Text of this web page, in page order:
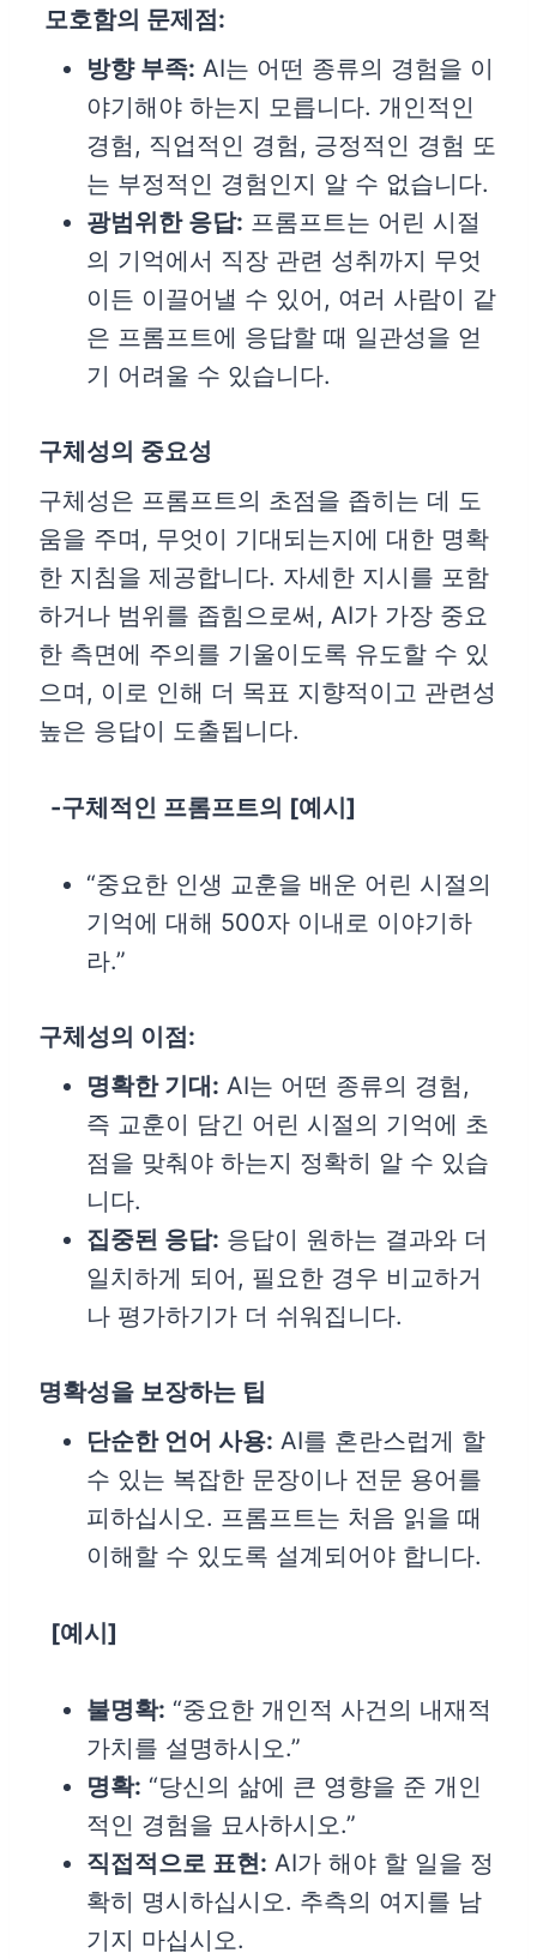
모호함의 문제점:
방향 부족: AI는 어떤 종류의 경험을 이
야기해야 하는지 모릅니다. 개인적인
경험, 직업적인 경험, 긍정적인 경험 또
는 부정적인 경험인지 알 수 없습니다.
광범위한 응답: 프롬프트는 어린 시절
의 기억에서 직장 관련 성취까지 무엇
이든 이끌어낼 수 있어, 여러 사람이 같
은 프롬프트에 응답할 때 일관성을 얻
기 어려울 수 있습니다.
구체성의 중요성
구체성은 프롬프트의 초점을 좁히는 데 도
움을 주며, 무엇이 기대되는지에 대한 명확
한 지침을 제공합니다. 자세한 지시를 포함
하거나 범위를 좁힘으로써, AI가 가장 중요
한 측면에 주의를 기울이도록 유도할 수 있
으며, 이로 인해 더 목표 지향적이고 관련성
높은 응답이 도출됩니다.
-구체적인 프롬프트의 [예시]
“중요한 인생 교훈을 배운 어린 시절의
기억에 대해 500자 이내로 이야기하
라.”
구체성의 이점:
명확한 기대: AI는 어떤 종류의 경험,
즉 교훈이 담긴 어린 시절의 기억에 초
점을 맞춰야 하는지 정확히 알 수 있습
니다.
집중된 응답: 응답이 원하는 결과와 더
일치하게 되어, 필요한 경우 비교하거
나 평가하기가 더 쉬워집니다.
명확성을 보장하는 팁
단순한 언어 사용: AI를 혼란스럽게 할
수 있는 복잡한 문장이나 전문 용어를
피하십시오. 프롬프트는 처음 읽을 때
이해할 수 있도록 설계되어야 합니다.
[예시]
불명확: “중요한 개인적 사건의 내재적
가치를 설명하시오.”
명확: “당신의 삶에 큰 영향을 준 개인
적인 경험을 묘사하시오.”
직접적으로 표현: AI가 해야 할 일을 정
확히 명시하십시오. 추측의 여지를 남
기지 마십시오.